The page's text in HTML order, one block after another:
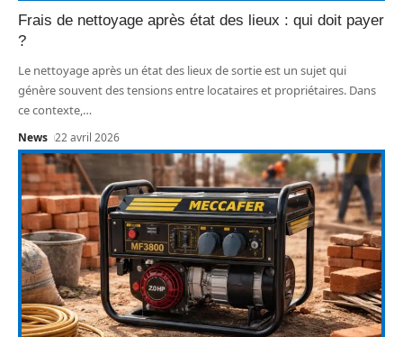
Frais de nettoyage après état des lieux : qui doit payer
?
Le nettoyage après un état des lieux de sortie est un sujet qui
génère souvent des tensions entre locataires et propriétaires. Dans
ce contexte,…
News 22 avril 2026